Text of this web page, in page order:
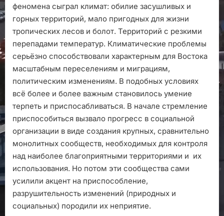
феномена сыграл климат: обилие засушливых и
горных территорий, мало пригодных для жизни
тропических лесов и болот. Территорий с резкими
перепадами температур. Климатические проблемы
серьёзно способствовали характерным для Востока
масштабным переселениям и миграциям,
политическим изменениям. В подобных условиях
всё более и более важным становилось умение
терпеть и приспосабливаться. В начале стремление
приспособиться вызвало прогресс в социальной
организации в виде создания крупных, сравнительно
монолитных сообществ, необходимых для контроля
над наиболее благоприятными территориями и их
использования. Но потом эти сообщества сами
усилили акцент на приспособление,
разрушительность изменений (природных и
социальных) породили их неприятие.